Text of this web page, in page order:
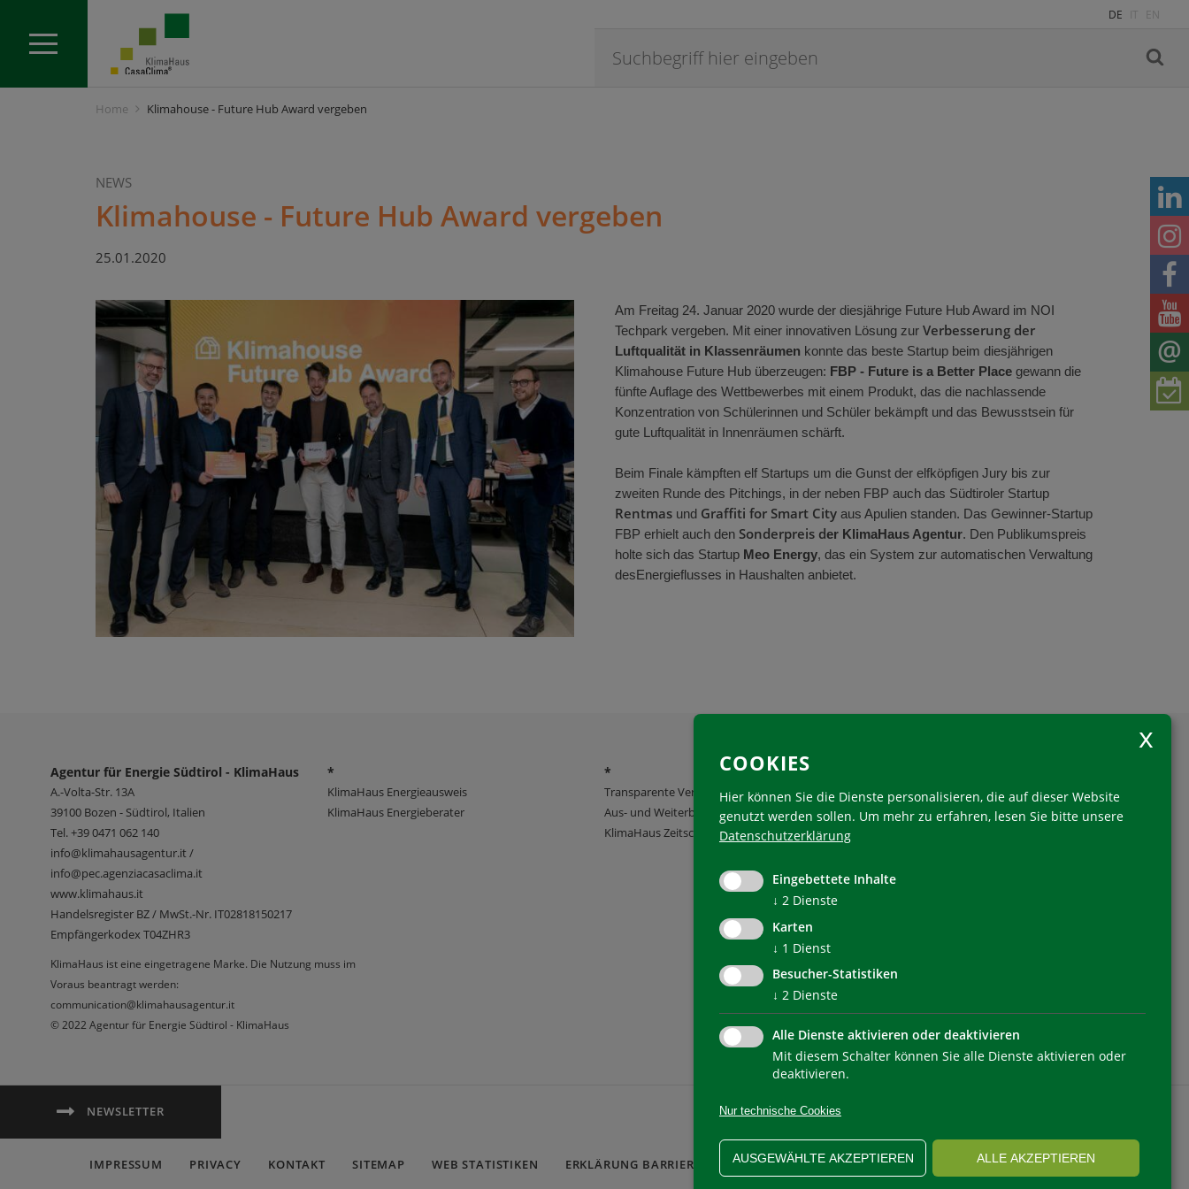
DE IT EN
Home Klimahouse - Future Hub Award vergeben
NEWS
Klimahouse - Future Hub Award vergeben
25.01.2020
Am Freitag 24. Januar 2020 wurde der diesjährige Future Hub Award im NOI
Techpark vergeben. Mit einer innovativen Lösung zur Verbesserung der
Luftqualität in Klassenräumen konnte das beste Startup beim diesjährigen
Klimahouse Future Hubüberzeugen: FBP - Future is a Better Place gewann die
fünfteAuflagedes Wettbewerbes mit einem Produkt, das die nachlassende
Konzentration von Schülerinnen und Schüler bekämpft und das Bewusstsein für
gute Luftqualität in Innenräumen schärft.
Beim Finale kämpften elf Startups um die Gunstder elfköpfigenJury bis zur
zweiten Runde des Pitchings, in der neben FBP auch das Südtiroler Startup
Rentmasund Graffiti for Smart Cityaus Apulienstanden. Das Gewinner-Startup
FBP erhielt auch den Sonderpreis der KlimaHaus Agentur. Den Publikumspreis
holte sich das Startup Meo Energy, das ein System zur automatischen Verwaltung
desEnergieflusses in Haushaltenanbietet.
Agentur für Energie Südtirol - KlimaHaus
A.-Volta-Str. 13A
39100 Bozen - Südtirol, Italien
Tel.+39 0471 062 140
info@klimahausagentur.it /
info@pec.agenziacasaclima.it
www.klimahaus.it
Handelsregister BZ / MwSt.-Nr. IT02818150217
Empfängerkodex T04ZHR3
*
KlimaHaus Energieausweis
KlimaHaus Energieberater
*
Transparente Verwaltung
Aus- und Weiterbildung
KlimaHaus Zeitschriften
KlimaHaus ist eine eingetragene Marke. Die Nutzung muss im
Voraus beantragt werden:
communication@klimahausagentur.it
© 2022 Agentur für Energie Südtirol - KlimaHaus
NEWSLETTER
IMPRESSUM PRIVACY KONTAKT SITEMAP WEB STATISTIKEN ERKLÄRUNG BARRIEREFREIHEIT COOKIEEINSTELLUNGEN
COOKIES
Hier können Sie die Dienste personalisieren, die auf dieser Website
genutzt werden sollen. Um mehr zu erfahren, lesen Sie bitte unsere
Datenschutzerklärung
Eingebettete Inhalte
↓ 2 Dienste
Karten
↓ 1 Dienst
Besucher-Statistiken
↓ 2 Dienste
Alle Dienste aktivieren oder deaktivieren
Mit diesem Schalter können Sie alle Dienste aktivieren oder
deaktivieren.
Nur technische Cookies
AUSGEWÄHLTE AKZEPTIEREN ALLE AKZEPTIEREN